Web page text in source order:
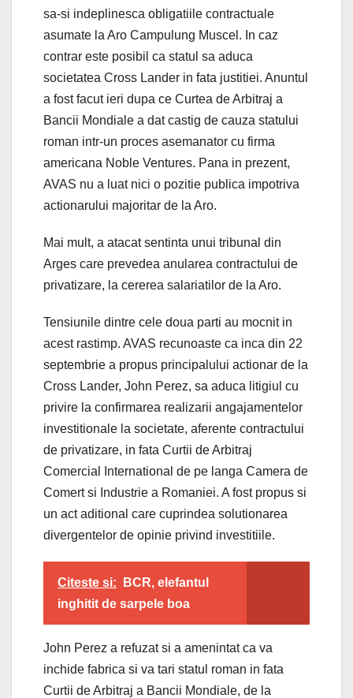
sa-si indeplinesca obligatiile contractuale
asumate la Aro Campulung Muscel. In caz
contrar este posibil ca statul sa aduca
societatea Cross Lander in fata justitiei. Anuntul
a fost facut ieri dupa ce Curtea de Arbitraj a
Bancii Mondiale a dat castig de cauza statului
roman intr-un proces asemanator cu firma
americana Noble Ventures. Pana in prezent,
AVAS nu a luat nici o pozitie publica impotriva
actionarului majoritar de la Aro.
Mai mult, a atacat sentinta unui tribunal din
Arges care prevedea anularea contractului de
privatizare, la cererea salariatilor de la Aro.
Tensiunile dintre cele doua parti au mocnit in
acest rastimp. AVAS recunoaste ca inca din 22
septembrie a propus principalului actionar de la
Cross Lander, John Perez, sa aduca litigiul cu
privire la confirmarea realizarii angajamentelor
investitionale la societate, aferente contractului
de privatizare, in fata Curtii de Arbitraj
Comercial International de pe langa Camera de
Comert si Industrie a Romaniei. A fost propus si
un act aditional care cuprindea solutionarea
divergentelor de opinie privind investitiile.
Citeste si:
BCR, elefantul
inghitit de sarpele boa
John Perez a refuzat si a amenintat ca va
inchide fabrica si va tari statul roman in fata
Curtii de Arbitraj a Bancii Mondiale, de la